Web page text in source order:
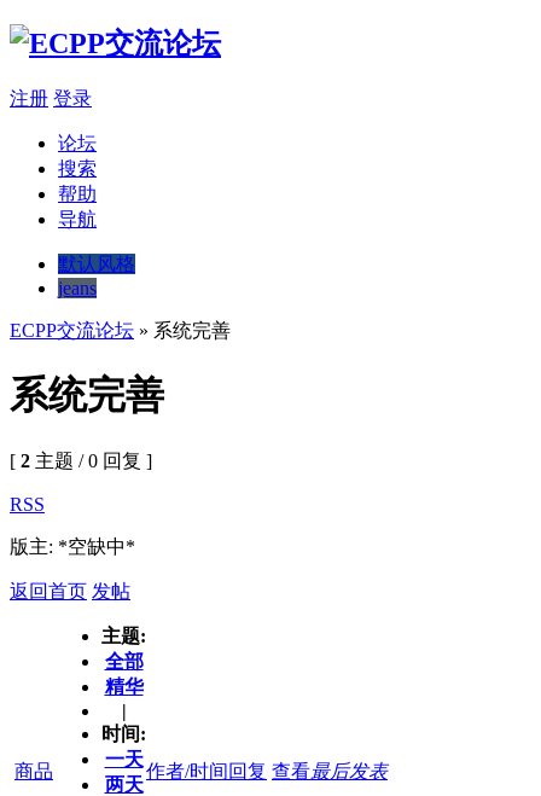
注册 登录
论坛
搜索
帮助
导航
默认风格
jeans
ECPP交流论坛 » 系统完善
系统完善
[ 2 主题 / 0 回复 ]
RSS
版主: *空缺中*
返回首页 发帖
商品
主题:
全部
精华
|
时间:
一天
两天
作者/时间 回复 查看最后发表